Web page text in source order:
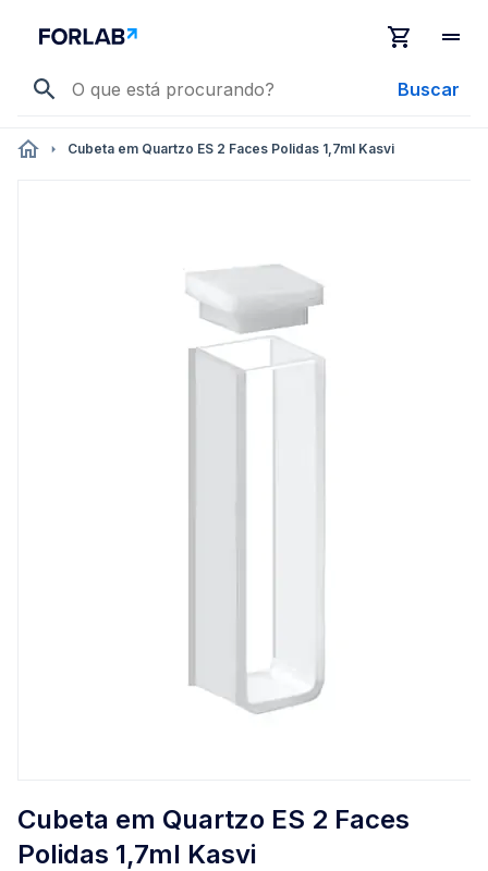
Buscar
Cubeta em Quartzo ES 2 Faces Polidas 1,7ml Kasvi
para
o
início
Cubeta em Quartzo ES 2 Faces
Polidas 1,7ml Kasvi